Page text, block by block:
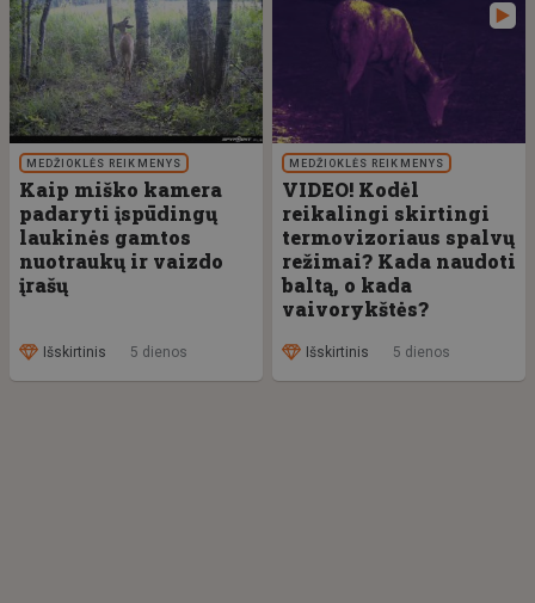
MEDŽIOKLĖS REIKMENYS
Kaip miško kamera
padaryti įspūdingų
laukinės gamtos
nuotraukų ir vaizdo
įrašų
Išskirtinis 5 dienos
MEDŽIOKLĖS REIKMENYS
VIDEO! Kodėl
reikalingi skirtingi
termovizoriaus spalvų
režimai? Kada naudoti
baltą, o kada
vaivorykštės?
Išskirtinis 5 dienos